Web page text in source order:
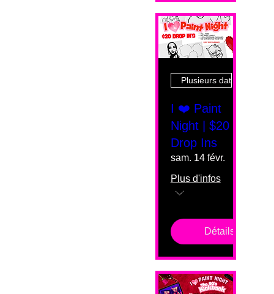
Plusieurs dates
I ❤️ Paint
Night | $20
Drop Ins
sam. 14 févr.
Plus d'infos
Détails